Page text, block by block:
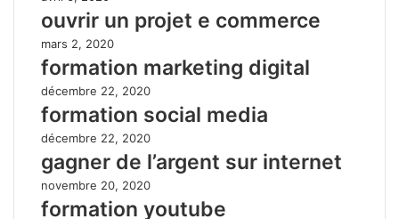
ouvrir un projet e commerce
mars 2, 2020
formation marketing digital
décembre 22, 2020
formation social media
décembre 22, 2020
gagner de l’argent sur internet
novembre 20, 2020
formation youtube